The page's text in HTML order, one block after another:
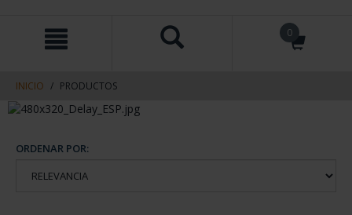
contenido
navegacin
0
INICIO PRODUCTOS
ORDENAR POR: